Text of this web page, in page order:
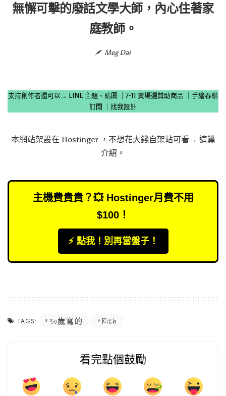
無懈可擊的廢話文學大師，內心住著家
庭教師。
Meg Dai
支持創作者還可以→ LINE 主題、貼圖 7-11 賣場選贊助商品
手繪春聯
訂閱
找我設計
本網站架設在 Hostinger，不想花大錢自架站可看→ 這篇
介紹 。
主機費貴貴？💥 Hostinger月費不用
$100！
⚡️ 點我！別再當盤子！
TAGS: 30歲寫的 Rich
看完點個鼓勵